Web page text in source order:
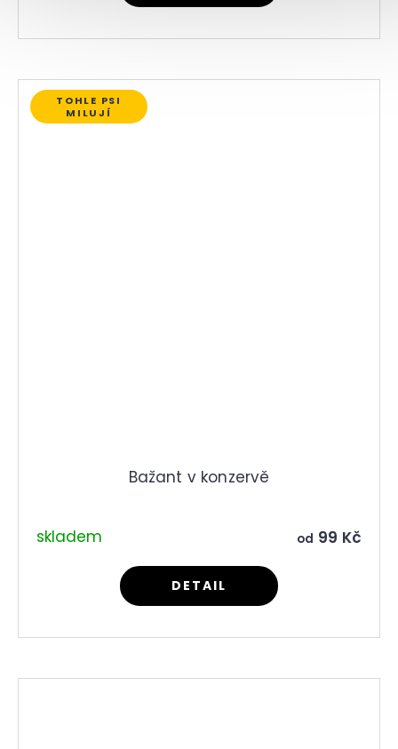
TOHLE PSI
MILUJÍ
Bažant v konzervě
skladem od 99 Kč
DETAIL